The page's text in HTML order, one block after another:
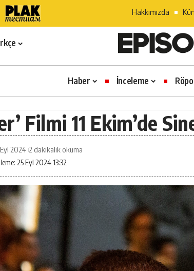
Hakkımızda
Haber İnceleme
Filmi 11 Ekim’de
25 Eyl 2024 13:32
2024 2 dakikalık okuma